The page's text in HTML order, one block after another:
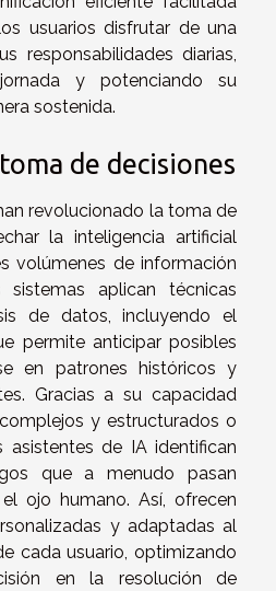
usuarios disfrutar de una
responsabilidades diarias,
y potenciando su
sostenida.
de decisiones
revolucionado la toma de
la inteligencia artificial
volúmenes de información
sistemas aplican técnicas
de datos, incluyendo el
permite anticipar posibles
en patrones históricos y
Gracias a su capacidad
y estructurados o
asistentes de IA identifican
que a menudo pasan
ojo humano. Así, ofrecen
y adaptadas al
cada usuario, optimizando
en la resolución de